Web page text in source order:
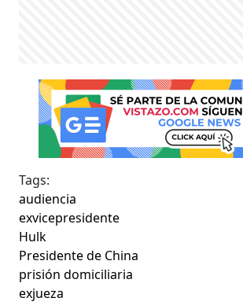
Tags:
audiencia
exvicepresidente
Hulk
Presidente de China
prisión domiciliaria
exjueza